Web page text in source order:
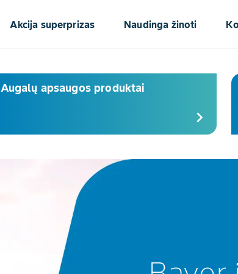
Akcija superprizas Naudinga žinoti
Augalų apsaugos produktai
chevron_right